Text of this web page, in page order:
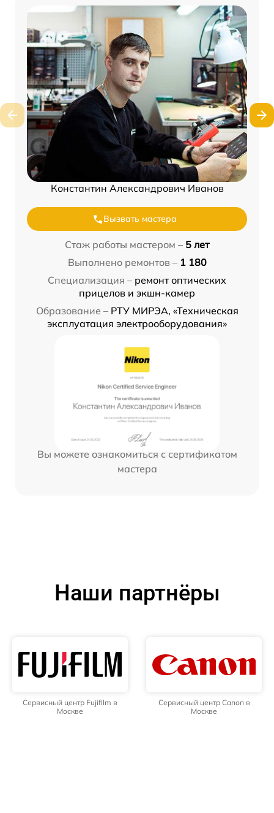
Константин Александрович Иванов
Вызвать мастера
Стаж работы мастером – 5 лет
Выполнено ремонтов – 1 180
Специализация – ремонт оптических
прицелов и экшн-камер
Образование – РТУ МИРЭА, «Техническая
эксплуатация электрооборудования»
Вы можете ознакомиться с сертификатом
мастера
Наши партнёры
Сервисный центр Fujifilm в
Москве
Сервисный центр Canon в
Москве